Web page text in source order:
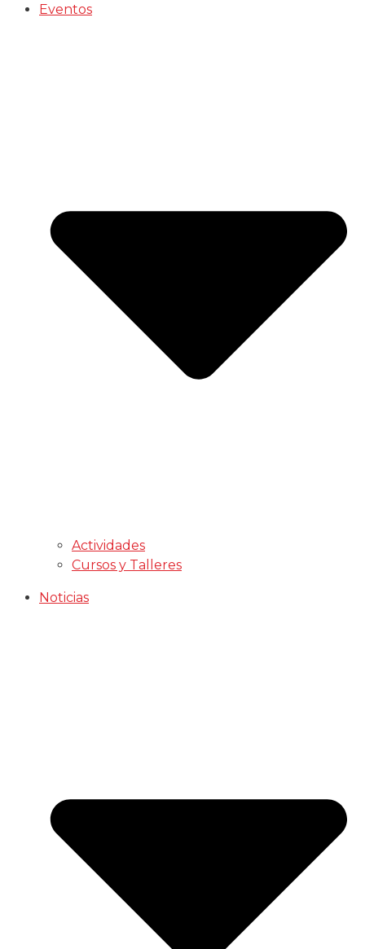
Eventos
Actividades
Cursos y Talleres
Noticias